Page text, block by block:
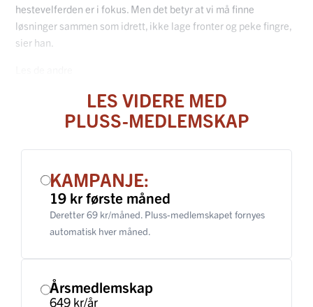
hestevelferden er i fokus. Men det betyr at vi må finne
løsninger sammen som idrett, ikke lage fronter og peke fingre,
sier han.
LES VIDERE MED
PLUSS-MEDLEMSKAP
KAMPANJE:
19 kr første måned
Deretter 69 kr/måned. Pluss-medlemskapet fornyes
automatisk hver måned.
Årsmedlemskap
649 kr/år